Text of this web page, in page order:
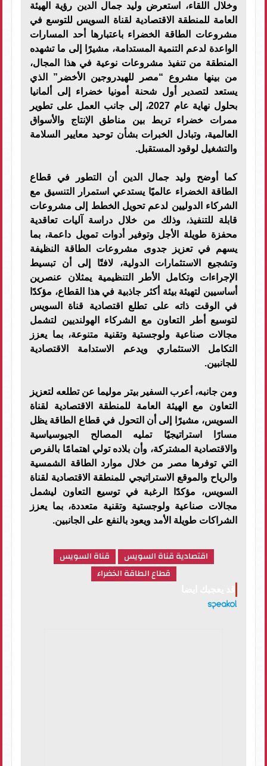
وخلال اللقاء، استعرض وليد جمال الدين رؤية الهيئة
العامة للمنطقة الاقتصادية لقناة السويس للتوسع في
مشروعات الطاقة الخضراء باعتبارها أحد المسارات
الواعدة لدعم التنمية المستدامة، مشيرًا إلى ما تشهده
المنطقة من تنفيذ مشروعات نوعية في هذا المجال،
من بينها مشروع “مصر للهيدروجين الأخضر” الذي
يستعد لتصدير أول شحنة أمونيا خضراء إلى ألمانيا
بحلول نهاية عام 2027، إلى جانب العمل على تطوير
ممرات خضراء تربط بين مناطق الإنتاج والأسواق
العالمية، وتبادل الخبرات بشأن توحيد معايير السلامة
والتشغيل لوقود المستقبل.
كما أوضح وليد جمال الدين أن التطور في قطاع
الطاقة الخضراء عالميًا يستدعي استمرار التنسيق مع
الشركاء الدوليين لدعم تحويل الخطط إلى مشروعات
قابلة للتنفيذ، وذلك من خلال دراسة آليات تعاقدية
محفزة طويلة الأجل وتوفير أدوات تمويل داعمة، بما
يسهم في تعزيز جدوى مشروعات الطاقة النظيفة
وتشجيع الاستثمارات الدولية، لافتًا إلى أن تبسيط
الإجراءات وتكامل الأطر التنظيمية يمثلان عنصرين
أساسيين لتهيئة بيئة أكثر جاذبية في هذا القطاع، مؤكدًا
في الوقت ذاته على تطلع اقتصادية قناة السويس
لتوسيع أطر التعاون مع الشركاء الهولنديين لتشمل
مجالات صناعية ولوجستية وتقنية متنوعة، بما يعزز
التكامل الاستثماري ويدعم الاستدامة الاقتصادية
للجانبين.
ومن جانبه، أعرب السفير بيتر موليما عن تطلعه لتعزيز
التعاون مع الهيئة العامة للمنطقة الاقتصادية لقناة
السويس، مشيرًا إلى أن التحول في قطاع الطاقة يظل
مسارًا استراتيجيًا تمليه المصالح الجيوسياسية
والاقتصادية المشتركة، وأن بلاده تولي اهتمامًا بالفرص
التي توفرها مصر من خلال موارد الطاقة الشمسية
والرياح والموقع الاستراتيجي للمنطقة الاقتصادية لقناة
السويس، مؤكدًا الرغبة في توسيع التعاون ليشمل
مجالات صناعية ولوجستية وتقنية متعددة، بما يعزز
الشراكات طويلة الأمد ويعود بالنفع على الجانبين.
اقتصادية قناة السويس
قناة السويس
قطاع الطاقة الخضراء